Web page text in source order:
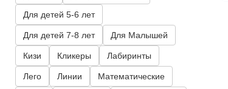
Для детей 5-6 лет
Для детей 7-8 лет Для Малышей
Кизи Кликеры Лабиринты
Лего Линии Математические